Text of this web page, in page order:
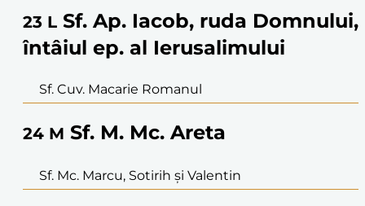
23 L Sf. Ap. Iacob, ruda Domnului,
întâiul ep. al Ierusalimului
Sf. Cuv. Macarie Romanul
24 M Sf. M. Mc. Areta
Sf. Mc. Marcu, Sotirih și Valentin